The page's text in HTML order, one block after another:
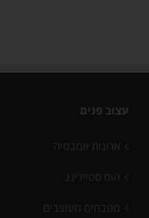
עצוב פנים
ארונות אמבטיה
הום סטיילינג
מטבחים מעוצבים